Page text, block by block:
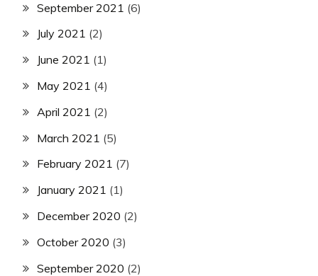
September 2021 (6)
July 2021 (2)
June 2021 (1)
May 2021 (4)
April 2021 (2)
March 2021 (5)
February 2021 (7)
January 2021 (1)
December 2020 (2)
October 2020 (3)
September 2020 (2)